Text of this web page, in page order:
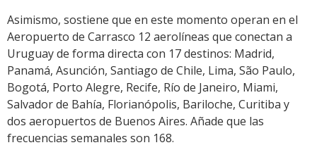
Asimismo, sostiene que en este momento operan en el
Aeropuerto de Carrasco 12 aerolíneas que conectan a
Uruguay de forma directa con 17 destinos: Madrid,
Panamá, Asunción, Santiago de Chile, Lima, São Paulo,
Bogotá, Porto Alegre, Recife, Río de Janeiro, Miami,
Salvador de Bahía, Florianópolis, Bariloche, Curitiba y
dos aeropuertos de Buenos Aires. Añade que las
frecuencias semanales son 168.